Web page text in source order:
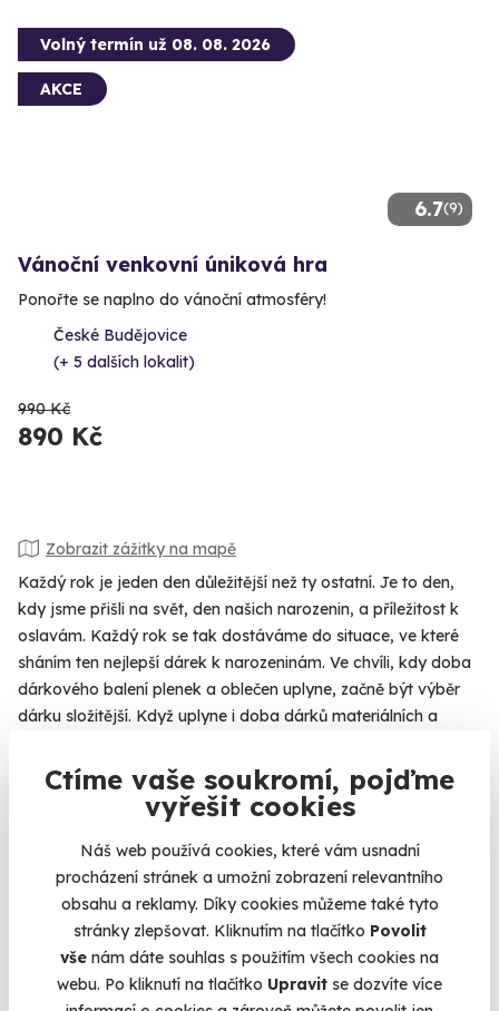
Ctíme vaše soukromí, pojďme
vyřešit cookies
Náš web používá cookies, které vám usnadní
procházení stránek a umožní zobrazení relevantního
obsahu a reklamy. Díky cookies můžeme také tyto
stránky zlepšovat. Kliknutím na tlačítko Povolit
vše nám dáte souhlas s použitím všech cookies na
webu. Po kliknutí na tlačítko Upravit se dozvíte více
6.7(9)
Volný termín už 08. 08. 2026
AKCE
Vánoční venkovní úniková hra
Ponořte se naplno do vánoční atmosféry!
České Budějovice
(+ 5 dalších lokalit)
990 Kč
890 Kč
Zobrazit zážitky na mapě
Každý rok je jeden den důležitější než ty ostatní. Je to den,
kdy jsme přišli na svět, den našich narozenin, a příležitost k
oslavám. Každý rok se tak dostáváme do situace, ve které
sháním ten nejlepší dárek k narozeninám. Ve chvíli, kdy doba
dárkového balení plenek a oblečen uplyne, začně být výběr
dárku složitější. Když uplyne i doba dárků materiálních a
zážitky. Zážitky jsou totiž dárky na celý život a
obdarovanému zůstanou jako vzpomínky navždy. Pokud
sháníte nezapomenutelný dárek k narozeninám, podívejte se
co skvělého mohou oslavenci prožít, a který zážitek bude ten
pravý pro jejich letošní oslavu narozenin.
Naheureka.czmáme